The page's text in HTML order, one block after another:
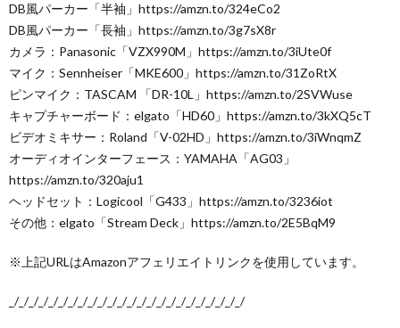
DB風パーカー「半袖」https://amzn.to/324eCo2
DB風パーカー「長袖」https://amzn.to/3g7sX8r
カメラ：Panasonic「VZX990M」https://amzn.to/3iUte0f
マイク：Sennheiser「MKE600」https://amzn.to/31ZoRtX
ピンマイク：TASCAM 「DR-10L」https://amzn.to/2SVWuse
キャプチャーボード：elgato「HD60」https://amzn.to/3kXQ5cT
ビデオミキサー：Roland「V-02HD」https://amzn.to/3iWnqmZ
オーディオインターフェース：YAMAHA「AG03」
https://amzn.to/320aju1
ヘッドセット：Logicool「G433」https://amzn.to/3236iot
その他：elgato「Stream Deck」https://amzn.to/2E5BqM9
※上記URLはAmazonアフェリエイトリンクを使用しています。
_/_/_/_/_/_/_/_/_/_/_/_/_/_/_/_/_/_/_/_/_/_/_/_/